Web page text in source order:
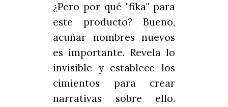
¿Pero por qué "fika" para
este producto? Bueno,
acuñar nombres nuevos
es importante. Revela lo
invisible y establece los
cimientos para crear
narrativas sobre ello.